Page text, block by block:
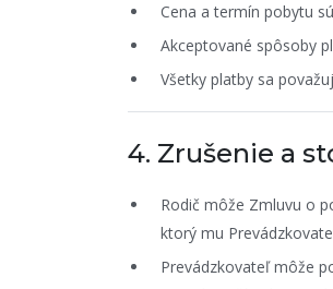
Cena a termín pobytu
Akceptované spôsoby
Všetky platby sa
4. Zrušenie a
Rodič môže Zmluvu o
ktorý mu
Prevádzkovateľ môže